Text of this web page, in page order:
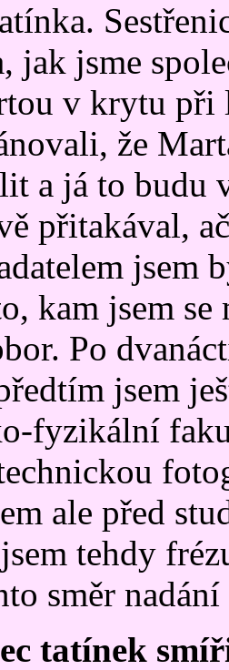
jak jsme
v krytu při
že
a já to budu
přitakával,
jsem
kam jsem
Po
jsem
fyzikální
ale před
tehdy
směr
tatínek